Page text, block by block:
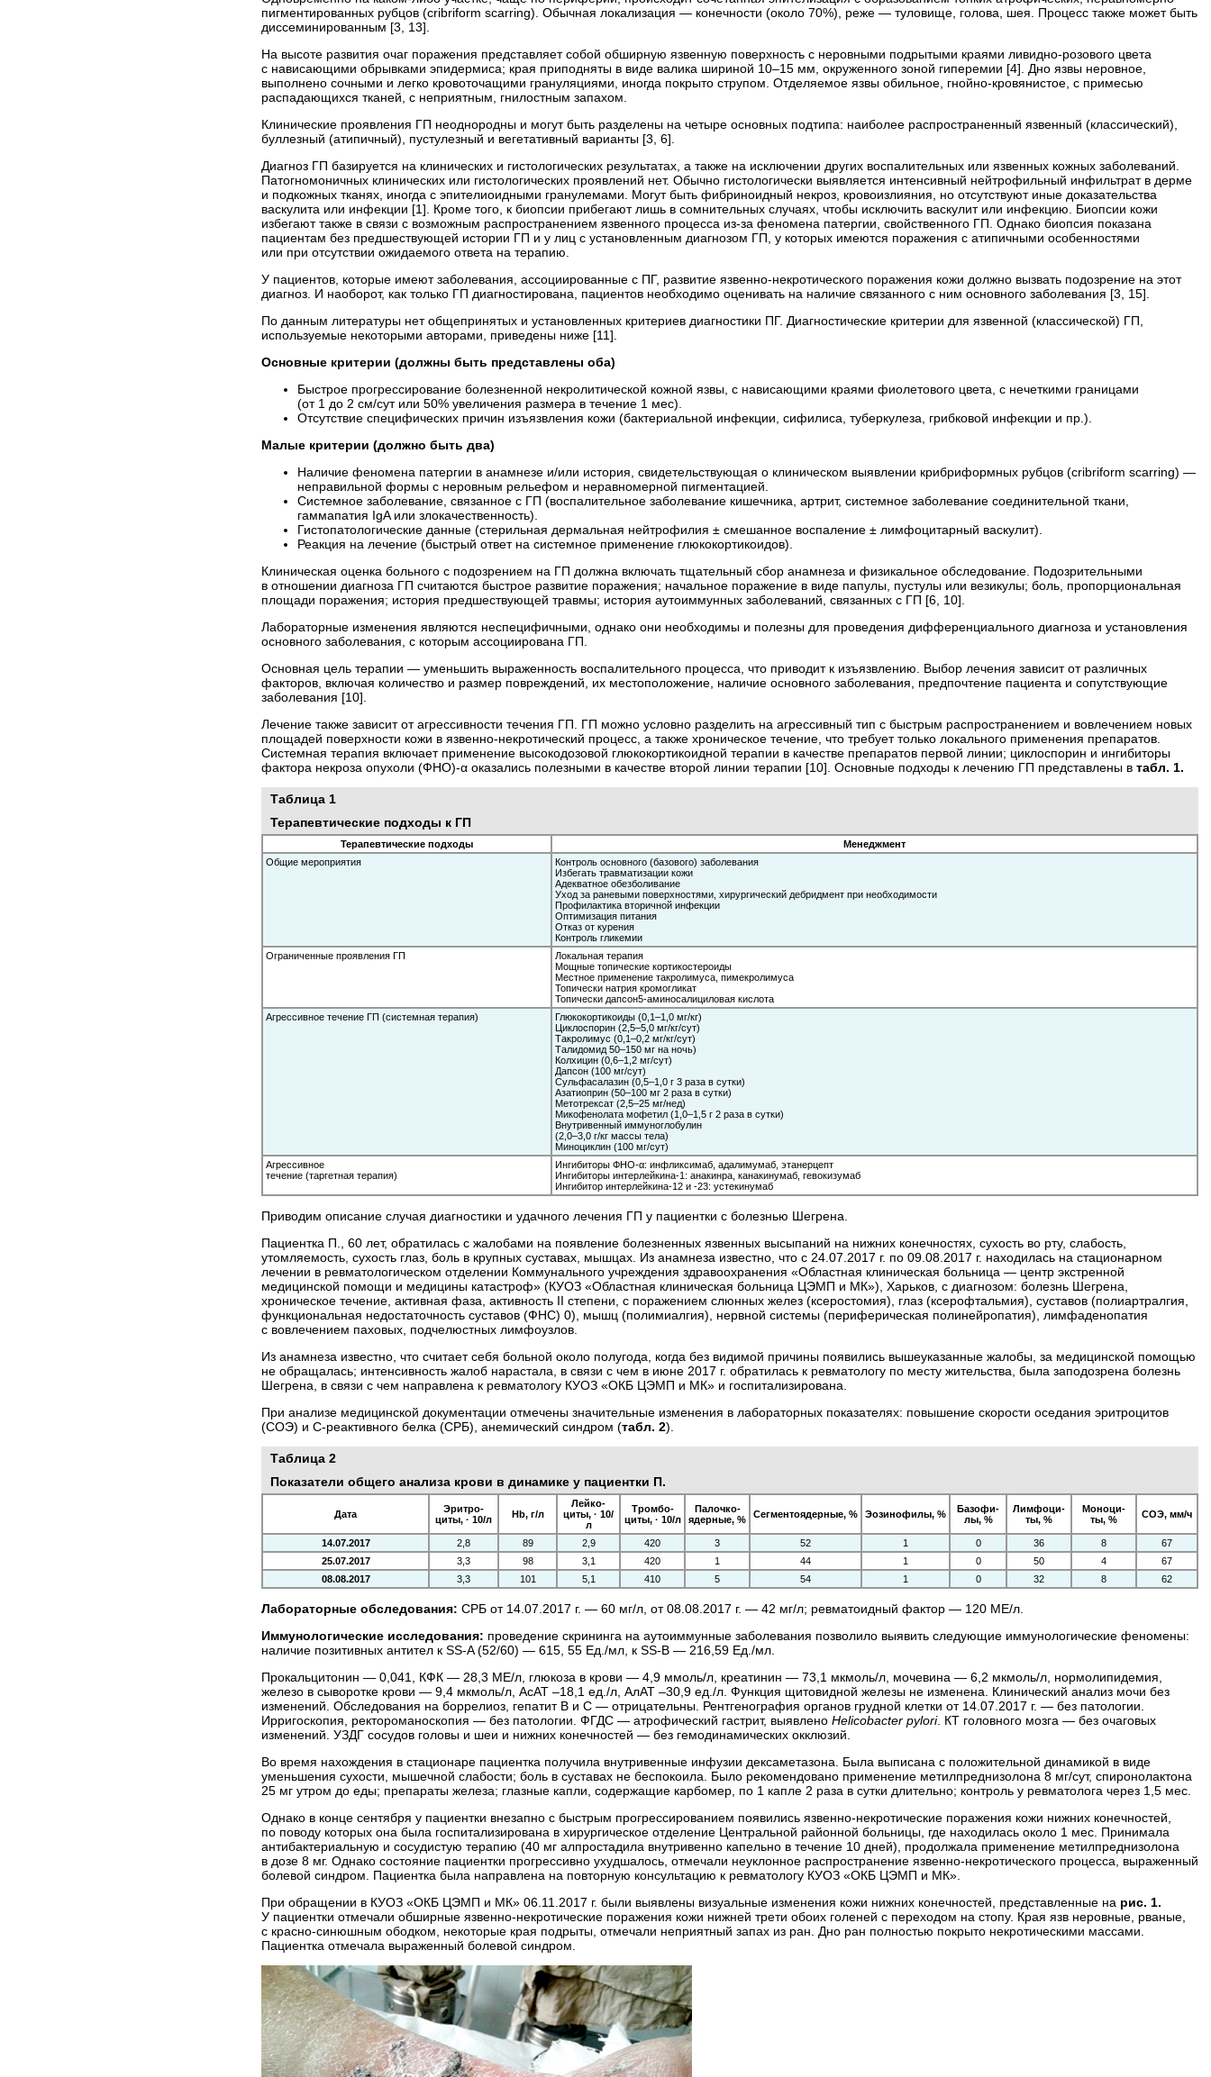
пигментированных рубцов (cribriform scarring). Обычная локализация — конечности (около 70%), реже — туловище, голова, шея. Процесс также может быть
диссеминированным [3, 13].
На высоте развития очаг поражения представляет собой обширную язвенную поверхность с неровными подрытыми краями ливидно-розового цвета
с нависающими обрывками эпидермиса; края приподняты в виде валика шириной 10–15 мм, окруженного зоной гиперемии [4]. Дно язвы неровное,
выполнено сочными и легко кровоточащими грануляциями, иногда покрыто струпом. Отделяемое язвы обильное, гнойно-кровянистое, с примесью
распадающихся тканей, с неприятным, гнилостным запахом.
Клинические проявления ГП неоднородны и могут быть разделены на четыре основных подтипа: наиболее распространенный язвенный (классический),
буллезный (атипичный), пустулезный и вегетативный варианты [3, 6].
Диагноз ГП базируется на клинических и гистологических результатах, а также на исключении других воспалительных или язвенных кожных заболеваний.
Патогномоничных клинических или гистологических проявлений нет. Обычно гистологически выявляется интенсивный нейтрофильный инфильтрат в дерме
и подкожных тканях, иногда с эпителиоидными гранулемами. Могут быть фибриноидный некроз, кровоизлияния, но отсутствуют иные доказательства
васкулита или инфекции [1]. Кроме того, к биопсии прибегают лишь в сомнительных случаях, чтобы исключить васкулит или инфекцию. Биопсии кожи
избегают также в связи с возможным распространением язвенного процесса из-за феномена патергии, свойственного ГП. Однако биопсия показана
пациентам без предшествующей истории ГП и у лиц с установленным диагнозом ГП, у которых имеются поражения с атипичными особенностями
или при отсутствии ожидаемого ответа на терапию.
У пациентов, которые имеют заболевания, ассоциированные с ПГ, развитие язвенно-некротического поражения кожи должно вызвать подозрение на этот
диагноз. И наоборот, как только ГП диагностирована, пациентов необходимо оценивать на наличие связанного с ним основного заболевания [3, 15].
По данным литературы нет общепринятых и установленных критериев диагностики ПГ. Диагностические критерии для язвенной (классической) ГП,
используемые некоторыми авторами, приведены ниже [11].
Основные критерии (должны быть представлены оба)
Быстрое прогрессирование болезненной некролитической кожной язвы, с нависающими краями фиолетового цвета, с нечеткими границами
(от 1 до 2 см/сут или 50% увеличения размера в течение 1 мес).
Отсутствие специфических причин изъязвления кожи (бактериальной инфекции, сифилиса, туберкулеза, грибковой инфекции и пр.).
Малые критерии (должно быть два)
Наличие феномена патергии в анамнезе и/или история, свидетельствующая о клиническом выявлении крибриформных рубцов (cribriform scarring) —
неправильной формы с неровным рельефом и неравномерной пигментацией.
Системное заболевание, связанное с ГП (воспалительное заболевание кишечника, артрит, системное заболевание соединительной ткани,
гаммапатия IgA или злокачественность).
Гистопатологические данные (стерильная дермальная нейтрофилия ± смешанное воспаление ± лимфоцитарный васкулит).
Реакция на лечение (быстрый ответ на системное применение глюкокортикоидов).
Клиническая оценка больного с подозрением на ГП должна включать тщательный сбор анамнеза и физикальное обследование. Подозрительными
в отношении диагноза ГП считаются быстрое развитие поражения; начальное поражение в виде папулы, пустулы или везикулы; боль, пропорциональная
площади поражения; история предшествующей травмы; история аутоиммунных заболеваний, связанных с ГП [6, 10].
Лабораторные изменения являются неспеци­фичными, однако они необходимы и полезны для проведения дифференциального диагноза и установления
основного заболевания, с которым ассоциирована ГП.
Основная цель терапии — уменьшить выраженность воспалительного процесса, что приводит к изъязвлению. Выбор лечения зависит от различных
факторов, включая количество и размер повреждений, их местоположение, наличие основного заболевания, предпочтение пациента и сопутствующие
заболевания [10].
Лечение также зависит от агрессивности течения ГП. ГП можно условно разделить на агрессивный тип с быстрым распространением и вовлечением новых
площадей поверхности кожи в язвенно-­некротический процесс, а также хроническое течение, что требует только локального применения препаратов.
Системная терапия включает применение высокодозовой глюкокортикоидной терапии в качестве препаратов первой линии; циклоспорин и ингибиторы
фактора некроза опухоли (ФНО)-α оказались полезными в качестве второй линии терапии [10]. Основные подходы к лечению ГП представлены в табл. 1.
Таблица 1
Терапевтические подходы к ГП
Терапевтические подходы
Менеджмент
Общие мероприятия
Контроль основного (базового) заболевания
Избегать травматизации кожи
Адекватное обезболивание
Уход за раневыми поверхностями, хирургический дебридмент при необходимости
Профилактика вторичной инфекции
Оптимизация питания
Отказ от курения
Контроль гликемии
Ограниченные проявления ГП
Локальная терапия
Мощные топические кортикостероиды
Местное применение такролимуса, пимекролимуса
Топически натрия кромогликат
Топически дапсон5-аминосалициловая кислота
Агрессивное течение ГП (системная терапия)
Глюкокортикоиды (0,1–1,0 мг/кг)
Циклоспорин (2,5–5,0 мг/кг/сут)
Такролимус (0,1–0,2 мг/кг/сут)
Талидомид 50–150 мг на ночь)
Колхицин (0,6–1,2 мг/сут)
Дапсон (100 мг/сут)
Сульфасалазин (0,5–1,0 г 3 раза в сутки)
Азатиоприн (50–100 мг 2 раза в сутки)
Метотрексат (2,5–25 мг/нед)
Микофенолата мофетил (1,0–1,5 г 2 раза в сутки)
Внутривенный иммуноглобулин
(2,0–3,0 г/кг массы тела)
Миноциклин (100 мг/сут)
Агрессивное
течение (таргетная терапия)
Ингибиторы ФНО-α: инфликсимаб, адалимумаб, этанерцепт
Ингибиторы интерлейкина-1: анакинра, канакинумаб, гевокизумаб
Ингибитор интерлейкина-12 и -23: устекинумаб
Приводим описание случая диагностики и удачного лечения ГП у пациентки с болезнью Шегрена.
Пациентка П., 60 лет, обратилась с жалобами на появление болезненных язвенных высыпаний на нижних конечностях, сухость во рту, слабость,
утомляемость, сухость глаз, боль в крупных суставах, мышцах. Из анамнеза известно, что с 24.07.2017 г. по 09.08.2017 г. находилась на стационарном
лечении в ревматологическом отделении Коммунального учреждения здравоохранения «Областная клиническая больница — центр экстренной
медицинской помощи и медицины катастроф» (КУОЗ «Областная клиническая больница ЦЭМП и МК»), Харьков, с диагнозом: болезнь Шегрена,
хроническое течение, активная фаза, активность II степени, с поражением слюнных желез (ксеростомия), глаз (ксерофтальмия), суставов (полиартралгия,
функциональная недостаточность суставов (ФНС) 0), мышц (полимиалгия), нервной системы (периферическая полинейропатия), лимфаденопатия
с вовлечением паховых, подчелюстных лимфоузлов.
Из анамнеза известно, что считает себя больной около полугода, когда без видимой причины появились вышеуказанные жалобы, за медицинской помощью
не обращалась; интенсивность жалоб нарастала, в связи с чем в июне 2017 г. обратилась к ревматологу по месту жительства, была заподозрена болезнь
Шегрена, в связи с чем направлена к ревматологу КУОЗ «ОКБ ЦЭМП и МК» и госпитализирована.
При анализе медицинской документации отмечены значительные изменения в лабораторных показателях: повышение скорости оседания эритроцитов
(СОЭ) и С-реактивного белка (СРБ), анемический синдром (табл. 2).
Таблица 2
Показатели общего анализа крови в динамике у пациентки П.
Дата
Эритро­
циты, · 10/л
Hb, г/л
Лейко­
циты, · 10/
л
Тромбо­
циты, · 10/л
Палочко­
ядерные, %
Сегментоядерные, % Эозинофилы, %
Базофи­
лы, %
Лимфоци­
ты, %
Моноци­
ты, %
СОЭ, мм/ч
14.07.2017 2,8 89 2,9 420 3 52 1 0 36 8
67
25.07.2017
3,3 98 3,1 420 1 44 1 0 50 4
67
08.08.2017
3,3 101 5,1 410 5 54 1 0 32 8 62
Лабораторные обследования: СРБ от 14.07.2017 г. — 60 мг/л, от 08.08.2017 г. — 42 мг/л; ревматоидный фактор — 120 МЕ/л.
Иммунологические исследования: проведение скрининга на аутоиммунные заболевания позволило выявить следующие иммунологические феномены:
наличие позитивных антител к SS-A (52/60) — 615, 55 Ед./мл, к SS-B — 216,59 Ед./мл.
Прокальцитонин — 0,041, КФК — 28,3 МЕ/л, глюкоза в крови — 4,9 ммоль/л, креатинин — 73,1 мкмоль/л, мочевина — 6,2 мкмоль/л, нормолипидемия,
железо в сыворотке крови — 9,4 мкмоль/л, АсАТ –18,1 ед./л, АлАТ –30,9 ед./л. Функция щитовидной железы не изменена. Клинический анализ мочи без
изменений. Обследования на боррелиоз, гепатит В и С — отрицательны. Рентгенография органов грудной клетки от 14.07.2017 г. — без патологии.
Ирригоскопия, ректороманоскопия — без патологии. ФГДС — атрофический гастрит, выявлено Helicobacter pylori. КТ головного мозга — без очаговых
изменений. УЗДГ сосудов головы и шеи и нижних конечностей — без гемодинамических окклюзий.
Во время нахождения в стационаре пациентка получила внутривенные инфузии дексаметазона. Была выписана с положительной динамикой в виде
уменьшения сухости, мышечной слабости; боль в суставах не беспокоила. Было рекомендовано применение метилпреднизолона 8 мг/сут, спиронолактона
25 мг утром до еды; препараты железа; глазные капли, содержащие карбомер, по 1 капле 2 раза в сутки длительно; контроль у ревматолога через 1,5 мес.
Однако в конце сентября у пациентки внезапно с быстрым прогрессированием появились язвенно-­некротические поражения кожи нижних конечностей,
по поводу которых она была госпитализирована в хирургическое отделение Центральной районной больницы, где находилась около 1 мес. Принимала
антибактериальную и сосудистую терапию (40 мг алпростадила внутривенно капельно в течение 10 дней), продолжала применение метилпреднизолона
в дозе 8 мг. Однако состояние пациентки прогрессивно ухудшалось, отмечали неуклонное распространение язвенно-некротического процесса, выраженный
болевой синдром. Пациентка была направлена на повторную консультацию к ревматологу КУОЗ «ОКБ ЦЭМП и МК».
При обращении в КУОЗ «ОКБ ЦЭМП и МК» 06.11.2017 г. были выявлены визуальные изменения кожи нижних конечностей, представленные на рис. 1.
У пациентки отмечали обширные язвенно-­некротические поражения кожи нижней трети обоих голеней с переходом на стопу. Края язв неровные, рваные,
с красно-синюшным ободком, некоторые края подрыты, отмечали неприятный запах из ран. Дно ран полностью покрыто некротическими массами.
Пациентка отмечала выраженный болевой синдром.